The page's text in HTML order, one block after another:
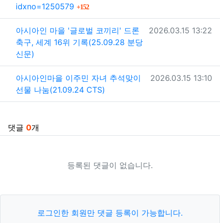
idxno=1250579
152회 연결
아시아인 마을 '글로벌 코끼리' 드론
축구, 세계 16위 기록(25.09.28 분당
신문)
작성일
2026.03.15 13:22
아시아인마을 이주민 자녀 추석맞이
선물 나눔(21.09.24 CTS)
작성일
2026.03.15 13:10
댓글 0개
등록된 댓글이 없습니다.
로그인한 회원만 댓글 등록이 가능합니다.